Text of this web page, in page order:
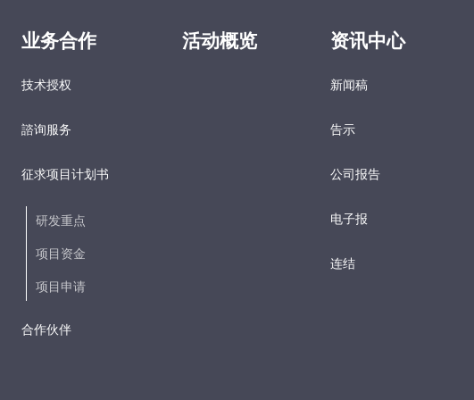
业务合作
技术授权
諮询服务
征求项目计划书
研发重点​
项目资金​
项目申请​
合作伙伴
活动概览 资讯中心
新闻稿
告示
公司报告
电子报​
连结